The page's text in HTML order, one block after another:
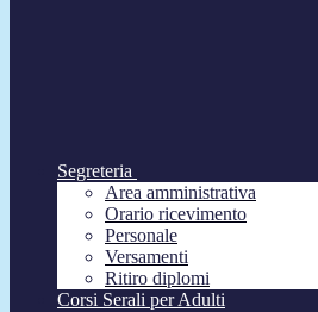
Segreteria
Area amministrativa
Orario ricevimento
Personale
Versamenti
Ritiro diplomi
Corsi Serali per Adulti